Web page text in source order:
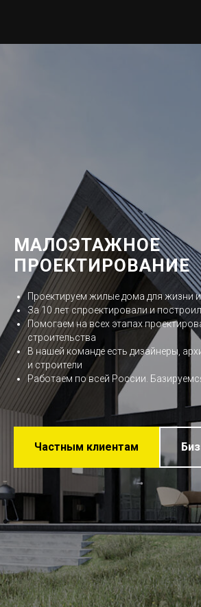
МАЛОЭТАЖНОЕ
ПРОЕКТИРОВАНИЕ
Проектируем жилые дома для жизни
За 10 лет спроектировали и
Помогаем на всех этапах
строительства
В нашей команде есть дизайнеры,
и строители
Работаем по всей России.
Частным клиентам